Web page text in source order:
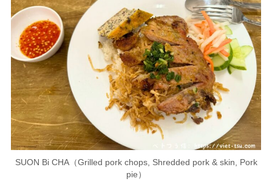
SUON Bi CHA（Grilled pork chops, Shredded pork & skin, Pork
pie）